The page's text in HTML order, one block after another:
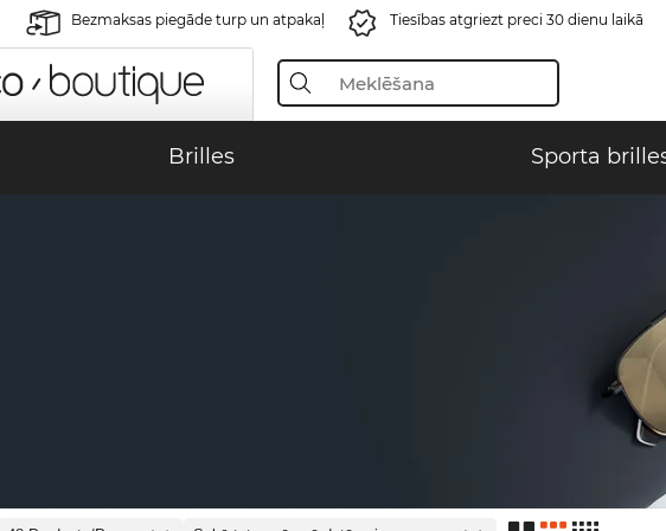
Bezmaksas piegāde turp un atpakaļ Tiesības atgriezt preci 30 dienu laikā
Brilles Sporta